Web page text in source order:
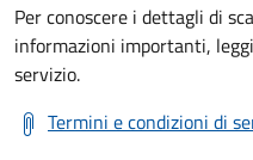
Per conoscere i dettagli di
informazioni importanti,
servizio.
Termini e condizioni di